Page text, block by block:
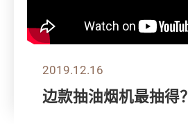
2019.12.16
边款抽油烟机最抽得？